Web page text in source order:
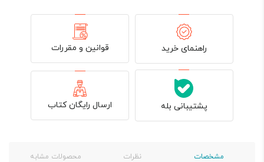
راهنمای خرید قوانین و مقررات
پشتیبانی بله ارسال رایگان کتاب
مشخصات نظرات محصولات مشابه